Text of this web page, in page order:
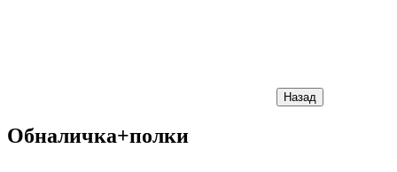
Назад
Обналичка+полки